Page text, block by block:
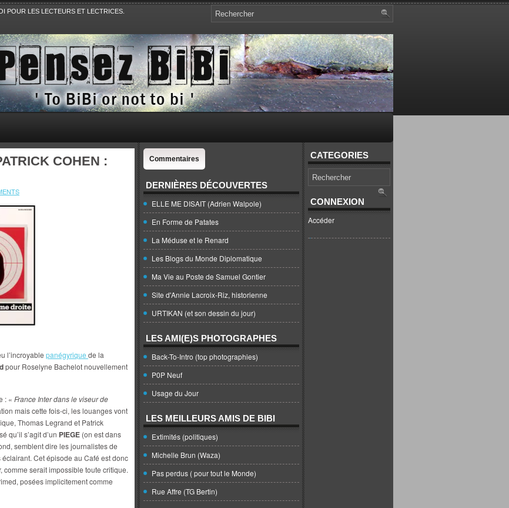
POUR LES LECTEURS ET LECTRICES.
le Sport,. Avec Revue de presse et de blogs.
COHEN :
l’incroyable panégyrique de la
pour Roselyne Bachelot nouvellement
: « France Inter dans le viseur de
mais cette fois-ci, les louanges vont
Thomas Legrand et Patrick
qu’il s’agit d’un PIEGE (on est dans
semblent dire les journalistes de
Cet épisode au Café est donc
comme serait impossible toute critique.
posées implicitement comme
Commentaires
DERNIÈRES DÉCOUVERTES
ELLE ME DISAIT (Adrien Walpole)
En Forme de Patates
La Méduse et le Renard
Les Blogs du Monde Diplomatique
Ma Vie au Poste de Samuel Gontier
Site d'Annie Lacroix-Riz, historienne
URTIKAN (et son dessin du jour)
LES AMI(E)S PHOTOGRAPHES
Back-To-Intro (top photographies)
P0P Neuf
Usage du Jour
LES MEILLEURS AMIS DE BIBI
Extimités (politiques)
Michelle Brun (Waza)
Pas perdus ( pour tout le Monde)
Rue Affre (TG Bertin)
CATEGORIES
CONNEXION
Accéder